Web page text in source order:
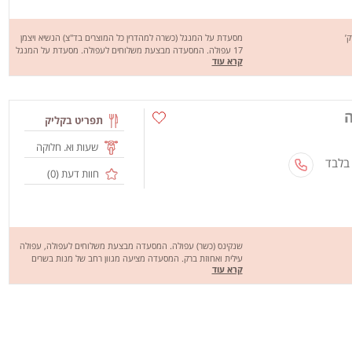
מסעדת על המנגל (כשרה למהדרין כל המוצרים בד"צ) הנשיא ויצמן
17 עפולה. המסעדה מבצעת משלוחים לעפולה. מסעדת על המנגל
מציעה מגוון רחב של מנות טעימות במיוחד כמו: פרגית, קבב ביתי,
שיפודי שווארמה, כבד, לבבות, שניצל, חזה עוף, המבורגר אנטריקוט,
סלט ירקות,פאי פקאן טבעוני, צנצנת מלבי ועוד. מחכים לכם לחוויה
קרא עוד
בלבד
תפריט בקליק
שעות וא. חלוקה
חוות דעת (0
)
שנקינס (כשר) עפולה. המסעדה מבצעת משלוחים לעפולה, עפולה
עילית ואחוזת ברק. המסעדה מציעה מגוון רחב של מנות בשרים
בפיתה, בלאגט, בלאפה ובחמגשית כמו: שניצל, חזה עוף, מעורב
ירושלמי, המבורגר, פרגית ועוד. מחכים לכם לחוויה מהנה, שיהיה
קרא עוד